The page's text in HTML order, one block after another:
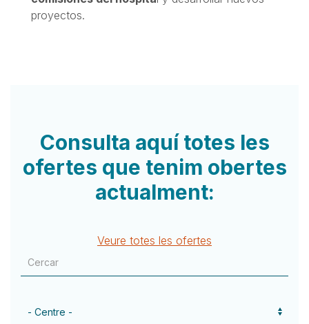
proyectos.
Consulta aquí totes les
ofertes que tenim obertes
actualment:
Veure totes les ofertes